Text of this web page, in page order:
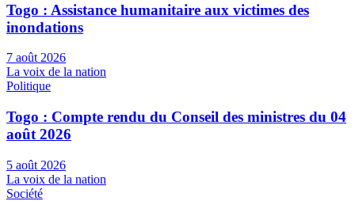
Togo : Assistance humanitaire aux victimes des
inondations
7 août 2026
La voix de la nation
Politique
Togo : Compte rendu du Conseil des ministres du 04
août 2026
5 août 2026
La voix de la nation
Société